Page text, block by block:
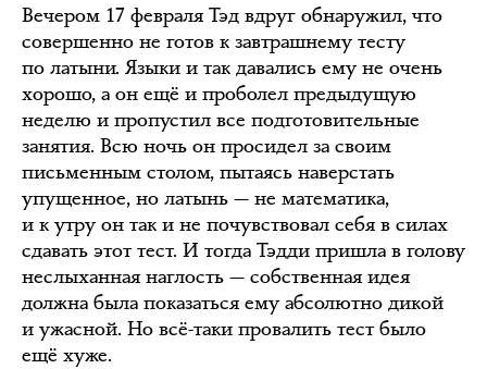
Вечером 17 февраля Тэд вдруг обнаружил, что
совершенно не готов к завтрашнему тесту
по латыни. Языки и так давались ему не очень
хорошо, а он ещё и проболел предыдущую
неделю и пропустил все подготовительные
занятия. Всю ночь он просидел за своим
письменным столом, пытаясь наверстать
упущенное, но латынь — не математика,
и к утру он так и не почувствовал себя в силах
сдавать этот тест. И тогда Тэдди пришла в голову
неслыханная наглость — собственная идея
должна была показаться ему абсолютно дикой
и ужасной. Но всё-таки провалить тест было
ещё хуже.